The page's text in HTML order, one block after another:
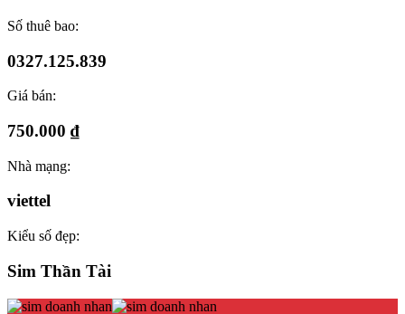
Số thuê bao:
0327.125.839
Giá bán:
750.000 ₫
Nhà mạng:
viettel
Kiểu số đẹp:
Sim Thần Tài